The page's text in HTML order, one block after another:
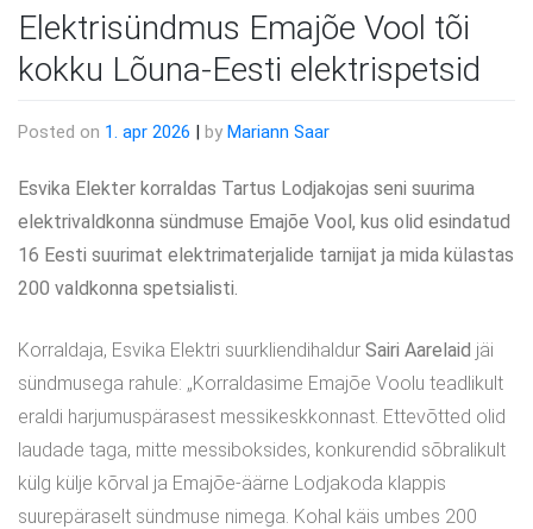
Elektrisündmus Emajõe Vool tõi
kokku Lõuna-Eesti elektrispetsid
Posted on 1. apr 2026 | by Mariann Saar
Esvika Elekter korraldas Tartus Lodjakojas seni suurima
elektrivaldkonna sündmuse Emajõe Vool, kus olid esindatud
16 Eesti suurimat elektrimaterjalide tarnijat ja mida külastas
200 valdkonna spetsialisti.
Korraldaja, Esvika Elektri suurkliendihaldur Sairi Aarelaid jäi
sündmusega rahule: „Korraldasime Emajõe Voolu teadlikult
eraldi harjumuspärasest messikeskkonnast. Ettevõtted olid
laudade taga, mitte messiboksides, konkurendid sõbralikult
külg külje kõrval ja Emajõe-äärne Lodjakoda klappis
suurepäraselt sündmuse nimega. Kohal käis umbes 200